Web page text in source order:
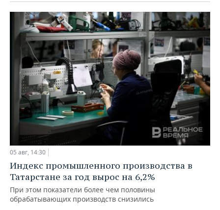
05 авг, 14:30
Индекс промышленного производства в
Татарстане за год вырос на 6,2%
При этом показатели более чем половины
обрабатывающих производств снизились